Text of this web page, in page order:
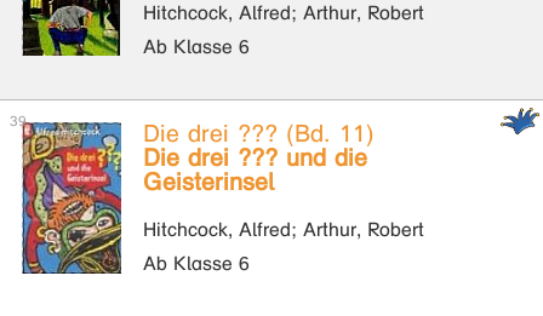
Hitchcock, Alfred; Arthur, Robert
Ab Klasse 6
Die drei ??? (Bd. 11)
Die drei ??? und die
Geisterinsel
Hitchcock, Alfred; Arthur, Robert
Ab Klasse 6